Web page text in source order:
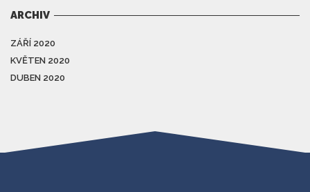
ARCHIV
ZÁŘÍ 2020
KVĚTEN 2020
DUBEN 2020